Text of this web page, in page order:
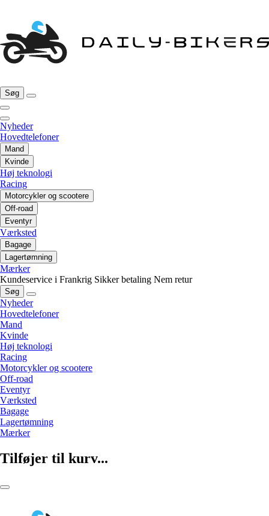
Søg
Nyheder
Hovedtelefoner
Mand
Kvinde
Høj teknologi
Racing
Motorcykler og scootere
Off-road
Eventyr
Værksted
Bagage
Lagertømning
Mærker
Kundeservice i Frankrig Sikker betaling Nem retur
Søg
Nyheder
Hovedtelefoner
Mand
Kvinde
Høj teknologi
Racing
Motorcykler og scootere
Off-road
Eventyr
Værksted
Bagage
Lagertømning
Mærker
Tilføjer til kurv...